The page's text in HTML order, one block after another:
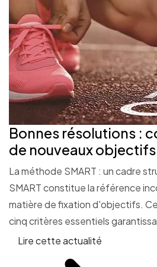
Bonnes résolutions :
de nouveaux objectifs
La méthode SMART : un cadre
SMART constitue la référence
matière de fixation d'objectifs.
cinq critères essentiels
Lire cette actualité